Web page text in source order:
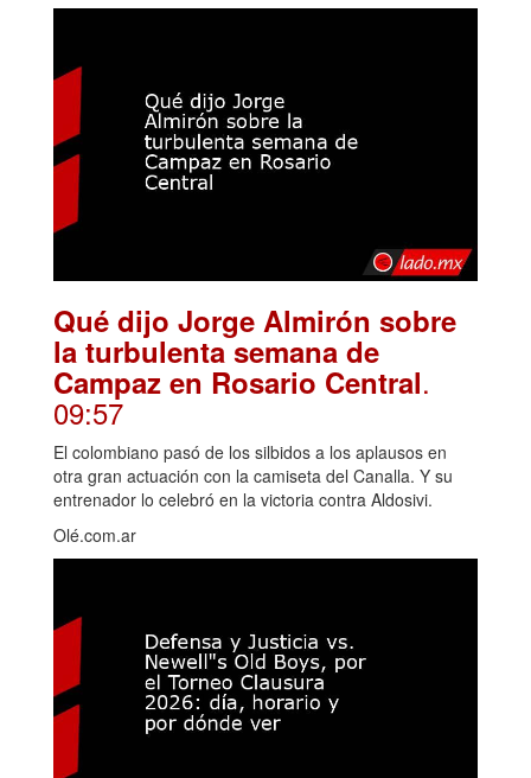
Qué dijo Jorge Almirón sobre
la turbulenta semana de
Campaz en Rosario Central.
09:57
El colombiano pasó de los silbidos a los aplausos en
otra gran actuación con la camiseta del Canalla. Y su
entrenador lo celebró en la victoria contra Aldosivi.
Olé.com.ar